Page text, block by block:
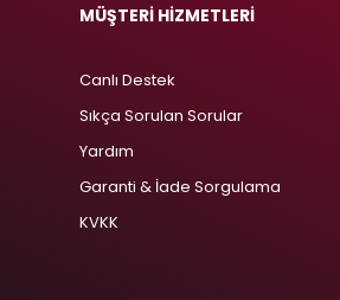
MÜŞTERİ HİZMETLERİ
Canlı Destek
Sıkça Sorulan Sorular
Yardım
Garanti & İade Sorgulama
KVKK